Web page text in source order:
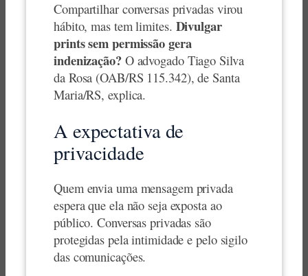
Compartilhar conversas privadas virou
hábito, mas tem limites. Divulgar
prints sem permissão gera
indenização?O advogado Tiago Silva
da Rosa (OAB/RS 115.342), de Santa
Maria/RS, explica.
A expectativa de
privacidade
Quem envia uma mensagem privada
espera que ela não seja exposta ao
público. Conversas privadas são
protegidas pela intimidade e pelo sigilo
das comunicações.